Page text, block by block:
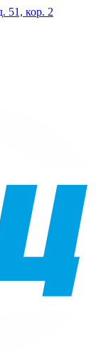
51, кор. 2